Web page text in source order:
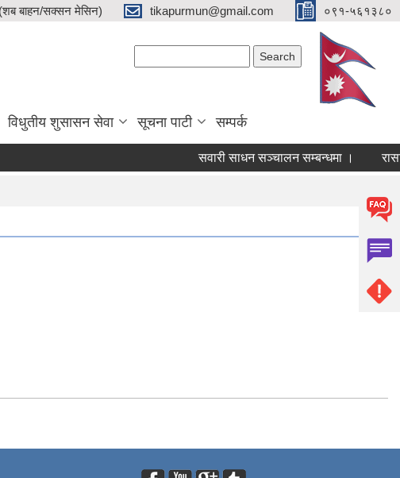
बाहन/सक्सन मेसिन) tikapurmun@gmail.com ०९१-५६१३८०
विधुतीय शुसासन सेवा सूचना पाटी सम्पर्क
सवारी साधन सञ्चालन सम्बन्धमा ।